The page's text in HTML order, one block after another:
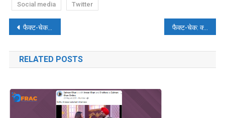
Social media
Twitter
पोस्ट
नेविगेशन
फैक्ट-चेक: प्रशांत भूषण द्वारा ‘न्यू वायरस’ के संबंध में शेयर किए गए वीडियो की सच्चाई फैक्ट-चेक: क्या सीएम चन्नी ने नवजोत सिंह सिद्धू को चुनौती दी है?
RELATED POSTS